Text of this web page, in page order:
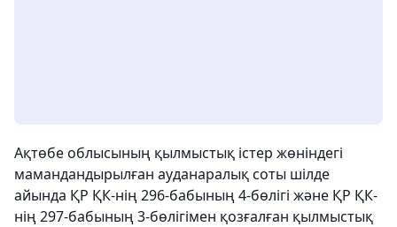
Ақтөбе облысының қылмыстық істер жөніндегі
мамандандырылған ауданаралық соты шілде
айында ҚР ҚК-нің 296-бабының 4-бөлігі және ҚР ҚК-
нің 297-бабының 3-бөлігімен қозғалған қылмыстық